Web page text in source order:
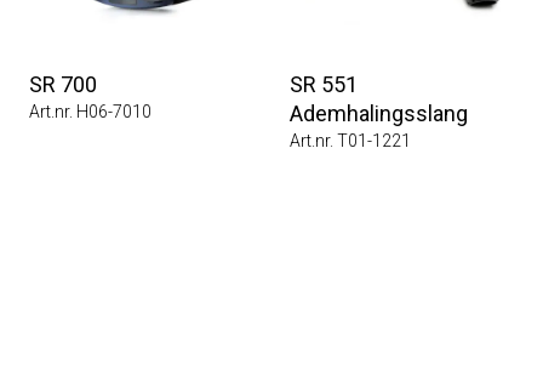
SR 700
Art.nr. H06-7010
SR 551
Ademhalingsslang
Art.nr. T01-1221